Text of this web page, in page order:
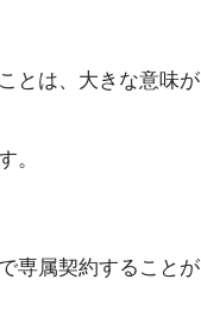
とは、大きな意味が
。
専属契約することが